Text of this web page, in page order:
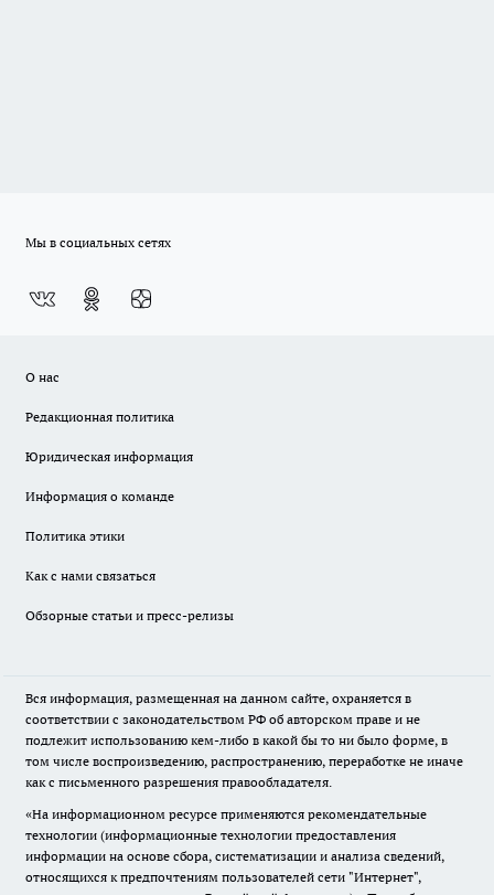
Мы в социальных сетях
О нас
Редакционная политика
Юридическая информация
Информация о команде
Политика этики
Как с нами связаться
Обзорные статьи и пресс-релизы
Вся информация, размещенная на данном сайте, охраняется в
соответствии с законодательством РФ об авторском праве и не
подлежит использованию кем-либо в какой бы то ни было форме, в
том числе воспроизведению, распространению, переработке не иначе
как с письменного разрешения правообладателя.
«На информационном ресурсе применяются рекомендательные
технологии (информационные технологии предоставления
информации на основе сбора, систематизации и анализа сведений,
относящихся к предпочтениям пользователей сети "Интернет",